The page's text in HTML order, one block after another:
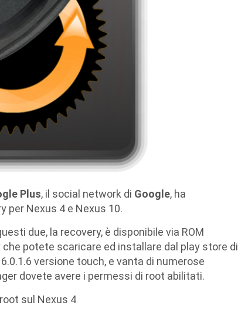
Plus, il social network di Google, ha
per Nexus 4 e Nexus 10.
due, la recovery, è disponibile via ROM
potete scaricare ed installare dal play store di
versione touch, e vanta di numerose
dovete avere i permessi di root abilitati.
sul Nexus 4